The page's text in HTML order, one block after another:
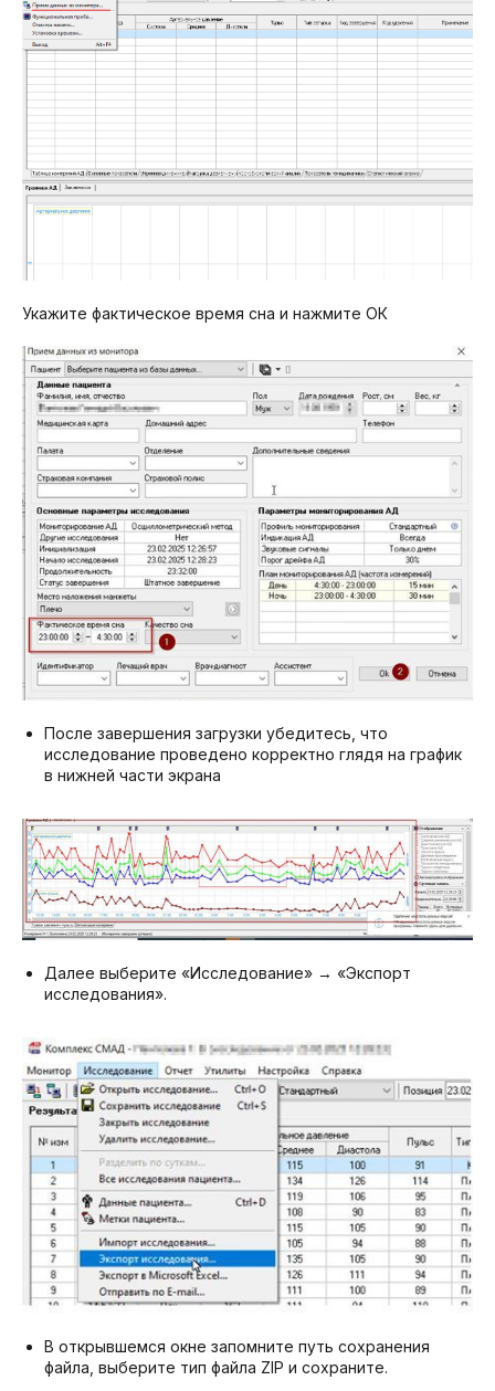
Укажите фактическое время сна и нажмите ОК
После завершения загрузки убедитесь, что
исследование проведено корректно глядя на график
в нижней части экрана
Далее выберите «Исследование» → «Экспорт
исследования».
В открывшемся окне запомните путь сохранения
файла, выберите тип файла ZIP и сохраните.